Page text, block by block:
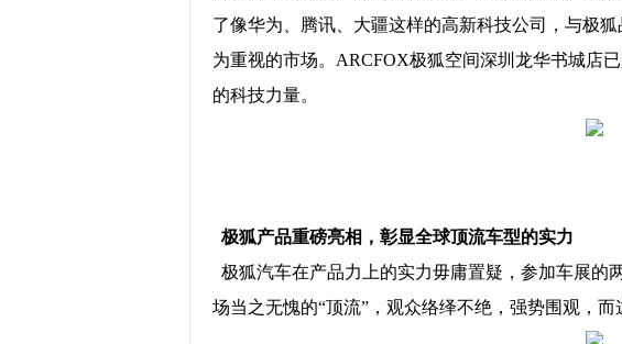
了像华为、腾讯、大疆这样的高新科技公司，与极
为重视的市场。ARCFOX极狐空间深圳龙华书城店
的科技力量。
极狐产品重磅亮相，彰显全球顶流车型的实力
极狐汽车在产品力上的实力毋庸置疑，参加车展的
场当之无愧的“顶流”，观众络绎不绝，强势围观，